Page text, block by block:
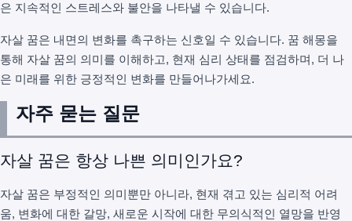
은 지속적인 스트레스와 불안을 나타낼 수 있습니다.
자살 꿈은 내면의 변화를 촉구하는 신호일 수 있습니다. 꿈 해몽을
통해 자살 꿈의 의미를 이해하고, 현재 심리 상태를 점검하며, 더 나
은 미래를 위한 긍정적인 변화를 만들어나가세요.
자주 묻는 질문
자살 꿈은 항상 나쁜 의미인가요?
자살 꿈은 부정적인 의미뿐만 아니라, 현재 겪고 있는 심리적 어려
움, 변화에 대한 갈망, 새로운 시작에 대한 무의식적인 열망을 반영